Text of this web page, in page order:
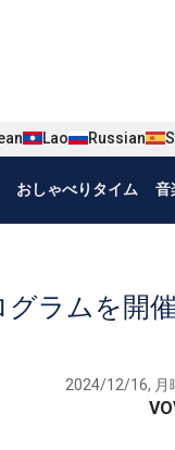
Lao Russian
おしゃべりタイム 音
グラムを開
2024/12/16, 月